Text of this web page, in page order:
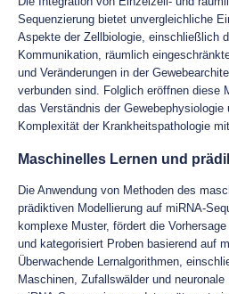
Sequenzierung bietet unvergleichliche
Aspekte der Zellbiologie, einschließlich
Kommunikation, räumlich
und Veränderungen in der
verbunden sind. Folglich eröffnen diese
das Verständnis der Gewebephysiologie
Komplexität der Krankheitspathologie
Maschinelles Lernen und
Die Anwendung von Methoden des
prädiktiven Modellierung auf miRNA-
komplexe Muster, fördert die
und kategorisiert Proben basierend auf
Überwachende Lernalgorithmen,
Maschinen, Zufallswälder und